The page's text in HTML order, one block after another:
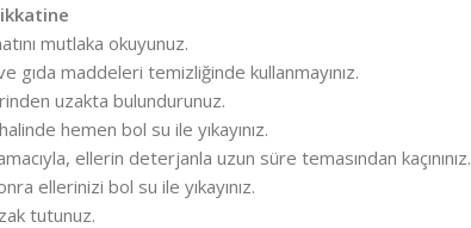
mutlaka okuyunuz.
gıda maddeleri temizliğinde kullanmayınız.
uzakta bulundurunuz.
hemen bol su ile yıkayınız.
ellerin deterjanla uzun süre temasından kaçınınız.
ellerinizi bol su ile yıkayınız.
tutunuz.